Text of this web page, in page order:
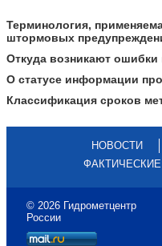
Терминология,
штормовых
Откуда возникают ошибки
О статусе информации
Классификация сроков
НОВОСТИ
© 2026 Гидрометцентр
России